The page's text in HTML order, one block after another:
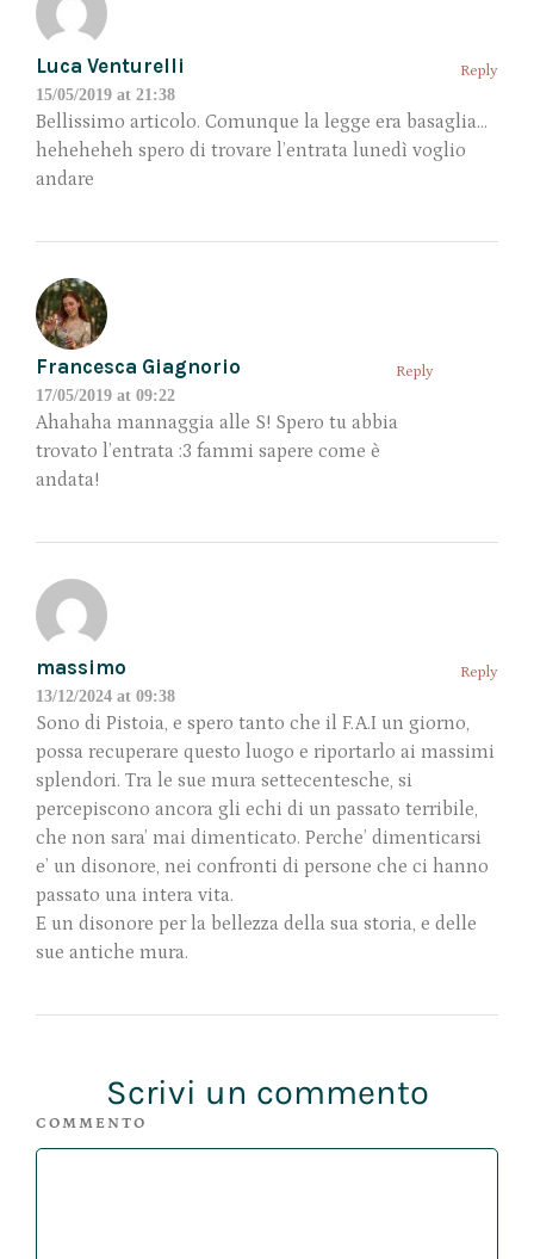
Luca Venturelli
15/05/2019 at 21:38
Reply
Bellissimo articolo. Comunque la legge era basaglia…
heheheheh spero di trovare l’entrata lunedì voglio
andare
Francesca Giagnorio
17/05/2019 at 09:22
Reply
Ahahaha mannaggia alle S! Spero tu abbia
trovato l’entrata :3 fammi sapere come è
andata!
massimo
13/12/2024 at 09:38
Reply
Sono di Pistoia, e spero tanto che il F.A.I un giorno,
possa recuperare questo luogo e riportarlo ai massimi
splendori. Tra le sue mura settecentesche, si
percepiscono ancora gli echi di un passato terribile,
che non sara’ mai dimenticato. Perche’ dimenticarsi
e’ un disonore, nei confronti di persone che ci hanno
passato una intera vita.
E un disonore per la bellezza della sua storia, e delle
sue antiche mura.
Scrivi un commento
COMMENTO